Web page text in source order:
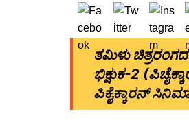
ತಮಿಳು
ಭಿಕ್ಷುಕ-2
ಪಿಕೈಕ್ಕಾರನ್